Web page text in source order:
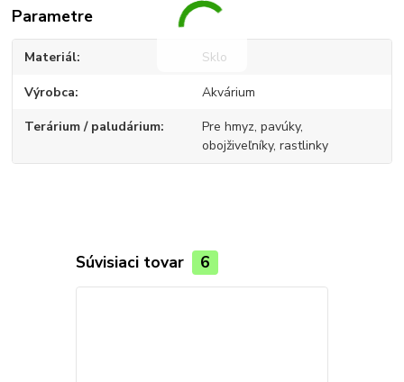
Parametre
Materiál Sklo
Výrobca Akvárium
Terárium / paludárium
Pre hmyz, pavúky,
obojživeľníky, rastlinky
Súvisiaci tovar 6